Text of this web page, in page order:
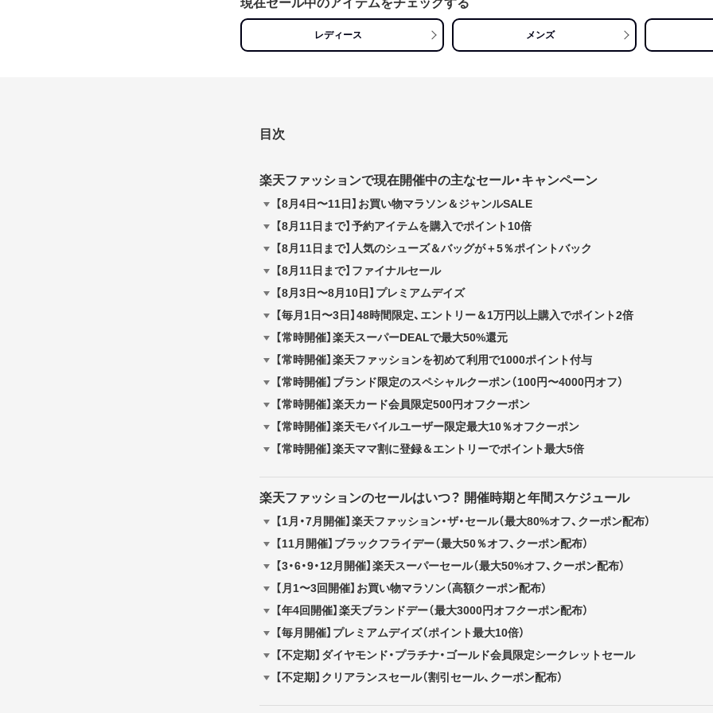
現在セール中のアイテムをチェックする
レディース メンズ
目次
楽天ファッションで現在開催中の主なセール・キャンペーン
【8月4日〜11日】お買い物マラソン＆ジャンルSALE
【8月11日まで】予約アイテムを購入でポイント10倍
【8月11日まで】人気のシューズ＆バッグが＋5％ポイントバック
【8月11日まで】ファイナルセール
【8月3日〜8月10日】プレミアムデイズ
【毎月1日〜3日】48時間限定、エントリー＆1万円以上購入でポイント2倍
【常時開催】楽天スーパーDEALで最大50%還元
【常時開催】楽天ファッションを初めて利用で1000ポイント付与
【常時開催】ブランド限定のスペシャルクーポン（100円〜4000円オフ）
【常時開催】楽天カード会員限定500円オフクーポン
【常時開催】楽天モバイルユーザー限定最大10％オフクーポン
【常時開催】楽天ママ割に登録＆エントリーでポイント最大5倍
楽天ファッションのセールはいつ？ 開催時期と年間スケジュール
【1月・7月開催】楽天ファッション・ザ・セール（最大80%オフ、クーポン配布）
【11月開催】ブラックフライデー（最大50％オフ、クーポン配布）
【3・6・9・12月開催】楽天スーパーセール（最大50%オフ、クーポン配布）
【月1〜3回開催】お買い物マラソン（高額クーポン配布）
【年4回開催】楽天ブランドデー（最大3000円オフクーポン配布）
【毎月開催】プレミアムデイズ（ポイント最大10倍）
【不定期】ダイヤモンド・プラチナ・ゴールド会員限定シークレットセール
【不定期】クリアランスセール（割引セール、クーポン配布）